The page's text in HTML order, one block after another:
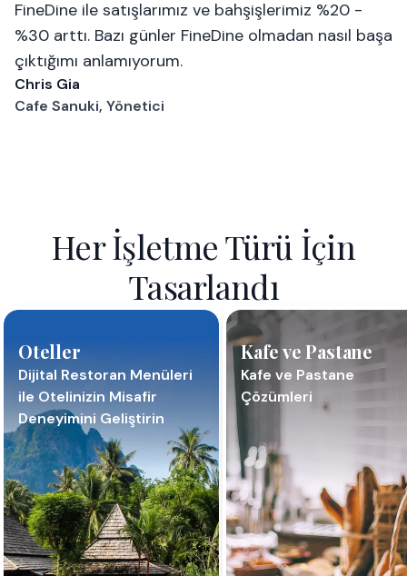
FineDine ile satışlarımız ve bahşişlerimiz %20 -
%30 arttı. Bazı günler FineDine olmadan nasıl başa
çıktığımı anlamıyorum.
Chris Gia
Cafe Sanuki, Yönetici
Her İşletme Türü İçin
Tasarlandı
Oteller
Dijital Restoran Menüleri
ile Otelinizin Misafir
Deneyimini Geliştirin
Kafe ve Pastane
Kafe ve Pastane
Çözümleri